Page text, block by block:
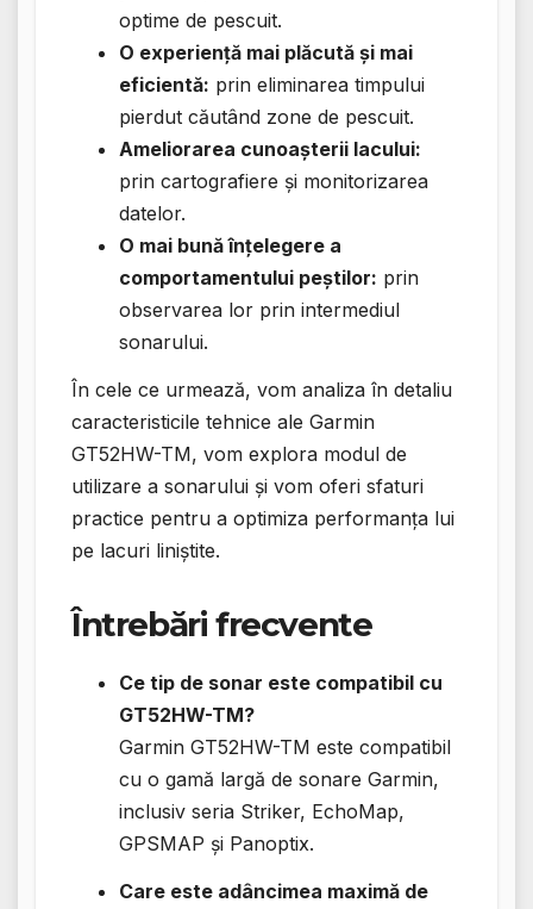
optime de pescuit.
O experiență mai plăcută și mai
eficientă: prin eliminarea timpului
pierdut căutând zone de pescuit.
Ameliorarea cunoașterii lacului:
prin cartografiere și monitorizarea
datelor.
O mai bună înțelegere a
comportamentului peștilor: prin
observarea lor prin intermediul
sonarului.
În cele ce urmează, vom analiza în detaliu
caracteristicile tehnice ale Garmin
GT52HW-TM, vom explora modul de
utilizare a sonarului și vom oferi sfaturi
practice pentru a optimiza performanța lui
pe lacuri liniștite.
Întrebări frecvente
Ce tip de sonar este compatibil cu
GT52HW-TM?
Garmin GT52HW-TM este compatibil
cu o gamă largă de sonare Garmin,
inclusiv seria Striker, EchoMap,
GPSMAP și Panoptix.
Care este adâncimea maximă de